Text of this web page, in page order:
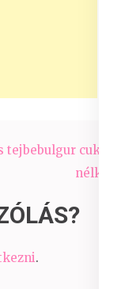
tejbebulgur cukor
nélkül
.